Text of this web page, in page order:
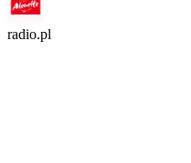
radio.pl